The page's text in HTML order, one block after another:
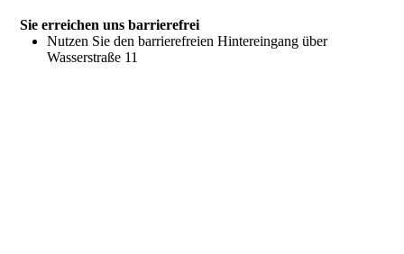
Sie erreichen uns barrierefrei
Nutzen Sie den barrierefreien Hintereingang über
Wasserstraße 11